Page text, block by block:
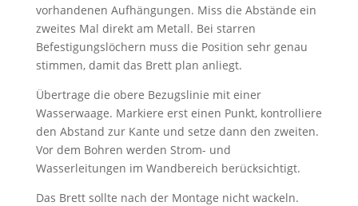
vorhandenen Aufhängungen. Miss die Abstände ein
zweites Mal direkt am Metall. Bei starren
Befestigungslöchern muss die Position sehr genau
stimmen, damit das Brett plan anliegt.
Übertrage die obere Bezugslinie mit einer
Wasserwaage. Markiere erst einen Punkt, kontrolliere
den Abstand zur Kante und setze dann den zweiten.
Vor dem Bohren werden Strom- und
Wasserleitungen im Wandbereich berücksichtigt.
Das Brett sollte nach der Montage nicht wackeln.